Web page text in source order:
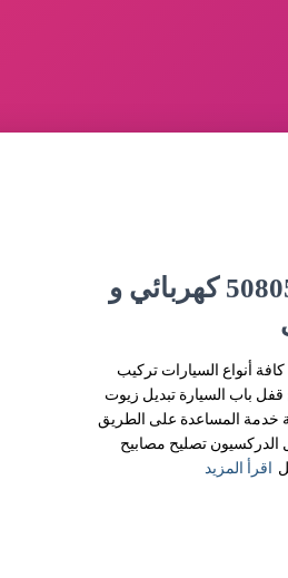
بنشر متنقل الكويت 50805535‬ كهربائي و
أنواع السيارات تركيب
قفل باب السيارة تبديل زيوت
خدمة المساعدة على الطريق
تصليح مصابيح
اقرأ المزيد